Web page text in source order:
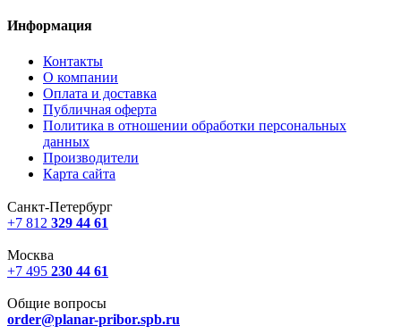
Информация
Контакты
О компании
Оплата и доставка
Публичная оферта
Политика в отношении обработки персональных
данных
Производители
Карта сайта
Санкт-Петербург
+7 812 329 44 61
Москва
+7 495 230 44 61
Общие вопросы
order@planar-pribor.spb.ru